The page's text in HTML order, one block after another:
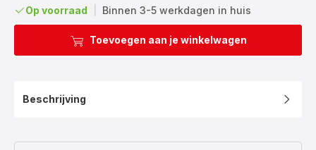
Op voorraad Binnen 3-5 werkdagen in huis
Toevoegen aan je winkelwagen
Beschrijving